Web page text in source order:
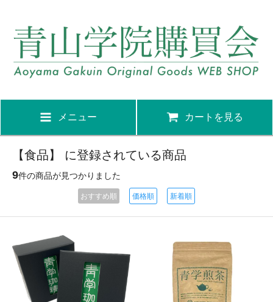
メニュー カートを見る
【食品】 に登録されている商品
9件の商品が見つかりました
おすすめ順 価格順 新着順